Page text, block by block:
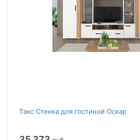
Тэкс Стенка для гостиной Оскар